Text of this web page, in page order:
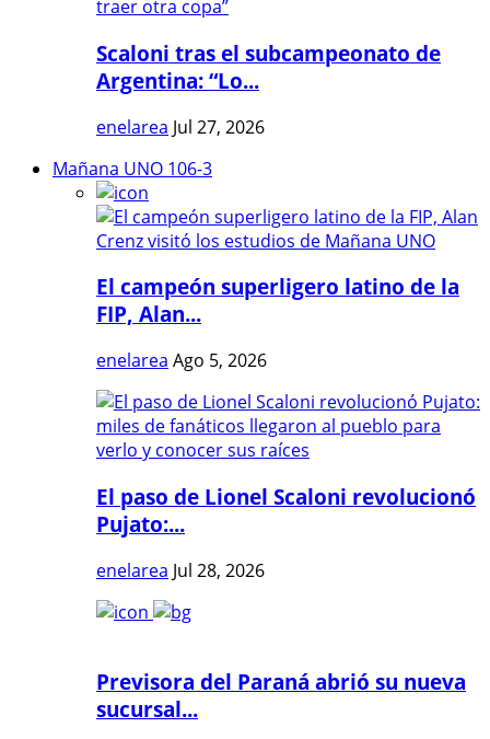
Scaloni tras el subcampeonato de
Argentina: “Lo...
enelarea Jul 27, 2026
Mañana UNO 106-3
El campeón superligero latino de la
FIP, Alan...
enelarea Ago 5, 2026
El paso de Lionel Scaloni revolucionó
Pujato:...
enelarea Jul 28, 2026
Previsora del Paraná abrió su nueva
sucursal...